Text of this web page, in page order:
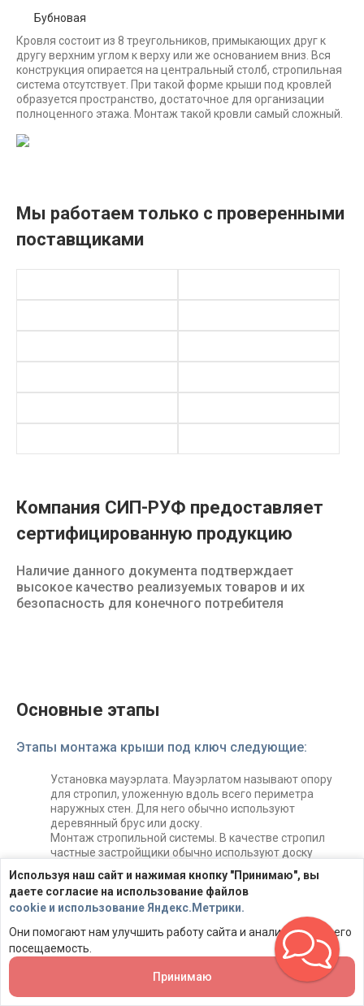
Бубновая
Кровля состоит из 8 треугольников, примыкающих друг к
другу верхним углом к верху или же основанием вниз. Вся
конструкция опирается на центральный столб, стропильная
система отсутствует. При такой форме крыши под кровлей
образуется пространство, достаточное для организации
полноценного этажа. Монтаж такой кровли самый сложный.
Мы работаем только с проверенными
поставщиками
Компания СИП-РУФ предоставляет
сертифицированную продукцию
Наличие данного документа подтверждает
высокое качество реализуемых товаров и их
безопасность для конечного потребителя
Основные этапы
Этапы монтажа крыши под ключ следующие:
Установка мауэрлата. Мауэрлатом называют опору
для стропил, уложенную вдоль всего периметра
наружных стен. Для него обычно используют
деревянный брус или доску.
Монтаж стропильной системы. В качестве стропил
частные застройщики обычно используют доску
может быть оправдано использование в стропильной
системе брусьев или даже брёвен.
Прикрепление пароизоляции с внутренней стороны к
Укладка утеплителя между стропил.
Укладка снаружи стропил ветровлагозащитной
мембраны. Она нужна, чтобы предохранить
утеплитель от намокания
Монтаж контробрешётки. Она нужна для создания
Используя наш сайт и нажимая кнопку "Принимаю", вы
даете согласие на использование файлов
cookie и использование Яндекс.Метрики.
Они помогают нам улучшить работу сайта и анализировать его
посещаемость.
Принимаю